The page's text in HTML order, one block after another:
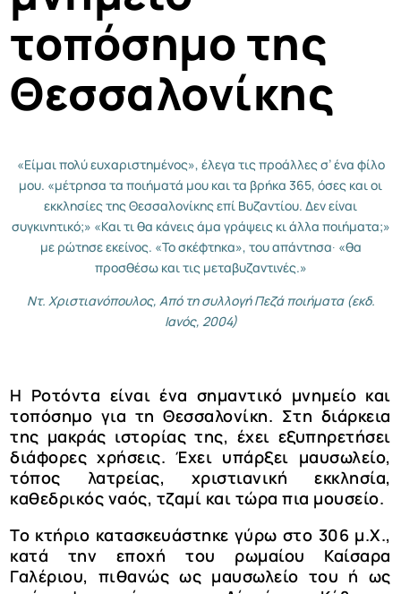
τοπόσημο της
Θεσσαλονίκης
«Είμαι πολύ ευχαριστημένος», έλεγα τις προάλλες σ’ ένα φίλο
μου. «μέτρησα τα ποιήματά μου και τα βρήκα 365, όσες και οι
εκκλησίες της Θεσσαλονίκης επί Βυζαντίου. Δεν είναι
συγκινητικό;» «Και τι θα κάνεις άμα γράψεις κι άλλα ποιήματα;»
με ρώτησε εκείνος. «Το σκέφτηκα», του απάντησα∙ «θα
προσθέσω και τις μεταβυζαντινές.»
Ντ. Χριστιανόπουλος, Από τη συλλογή Πεζά ποιήματα (εκδ.
Ιανός, 2004)
Η Ροτόντα είναι ένα σημαντικό μνημείο και
τοπόσημο για τη Θεσσαλονίκη. Στη διάρκεια
της μακράς ιστορίας της, έχει εξυπηρετήσει
διάφορες χρήσεις. Έχει υπάρξει μαυσωλείο,
τόπος λατρείας, χριστιανική εκκλησία,
καθεδρικός ναός, τζαμί και τώρα πια μουσείο.
Το κτήριο κατασκευάστηκε γύρω στο 306 μ.Χ.,
κατά την εποχή του ρωμαίου Καίσαρα
Γαλέριου, πιθανώς ως μαυσωλείο του ή ως